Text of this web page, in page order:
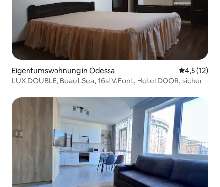
Eigentumswohnung in Odessa
4,5 (12)
LUX DOUBLE, Beaut.Sea, 16stV.Font, Hotel DOOR, sicher